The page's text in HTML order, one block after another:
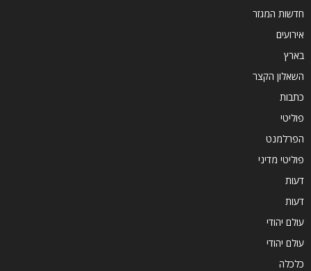
חדשות המגזר
אירועים
בארץ
השאלון הקצר
כתבות
פוליטי
הפרלמנט
פוליטי מדיני
דעות
דעות
עולם יהודי
עולם יהודי
כלכלה